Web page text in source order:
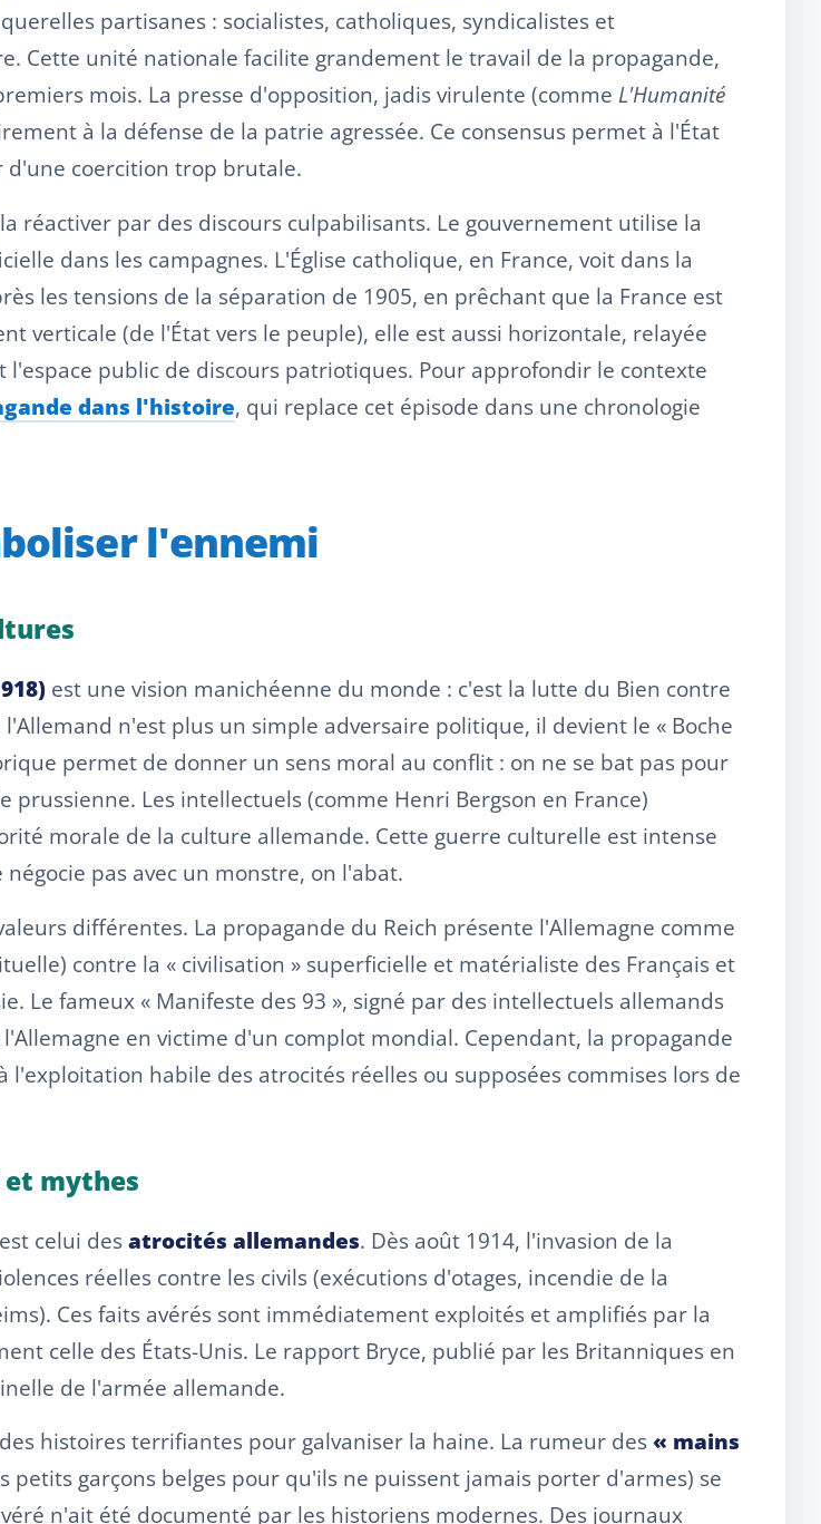
partisanes : socialistes, catholiques, syndicalistes et
Cette unité nationale facilite grandement le travail de la propagande,
mois. La presse d'opposition, jadis virulente (comme L'Humanité
à la défense de la patrie agressée. Ce consensus permet à l'État
d'une coercition trop brutale.
réactiver par des discours culpabilisants. Le gouvernement utilise la
dans les campagnes. L'Église catholique, en France, voit dans la
les tensions de la séparation de 1905, en prêchant que la France est
verticale (de l'État vers le peuple), elle est aussi horizontale, relayée
public de discours patriotiques. Pour approfondir le contexte
dans l'histoire, qui replace cet épisode dans une chronologie
l'ennemi
est une vision manichéenne du monde : c'est la lutte du Bien contre
l'Allemand n'est plus un simple adversaire politique, il devient le « Boche
permet de donner un sens moral au conflit : on ne se bat pas pour
Les intellectuels (comme Henri Bergson en France)
morale de la culture allemande. Cette guerre culturelle est intense
pas avec un monstre, on l'abat.
différentes. La propagande du Reich présente l'Allemagne comme
contre la « civilisation » superficielle et matérialiste des Français et
Le fameux « Manifeste des 93 », signé par des intellectuels allemands
en victime d'un complot mondial. Cependant, la propagande
habile des atrocités réelles ou supposées commises lors de
et mythes
celui des atrocités allemandes. Dès août 1914, l'invasion de la
réelles contre les civils (exécutions d'otages, incendie de la
Ces faits avérés sont immédiatement exploités et amplifiés par la
celle des États-Unis. Le rapport Bryce, publié par les Britanniques en
de l'armée allemande.
histoires terrifiantes pour galvaniser la haine. La rumeur des « mains
petits garçons belges pour qu'ils ne puissent jamais porter d'armes) se
n'ait été documenté par les historiens modernes. Des journaux